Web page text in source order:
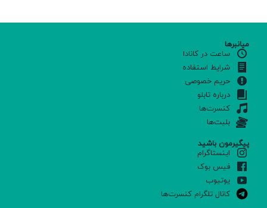
میانبرها
ساعت در کانادا
شرایط استفاده
حریم خصوصی
درباره تابلو
کنسرت‌ها
بلیت‌ها
پیگیرمون باشید
اینستاگرام
فیس بوک
یوتیوب
کانال تلگرام کنسرت‌ها